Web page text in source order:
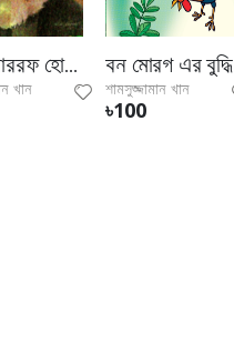
মীর মশাররফ হোসেন : নতুন তথ্যে নতুন ভাষ্যে
খান
বন মোরগ এর বুদ্ধি
শামসুজ্জামান খান
৳100